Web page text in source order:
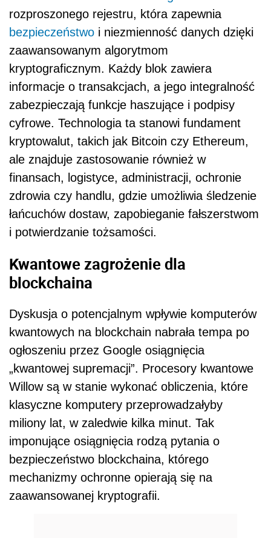
rozproszonego rejestru, która zapewnia
bezpieczeństwo i niezmienność danych dzięki
zaawansowanym algorytmom
kryptograficznym. Każdy blok zawiera
informacje o transakcjach, a jego integralność
zabezpieczają funkcje haszujące i podpisy
cyfrowe. Technologia ta stanowi fundament
kryptowalut, takich jak Bitcoin czy Ethereum,
ale znajduje zastosowanie również w
finansach, logistyce, administracji, ochronie
zdrowia czy handlu, gdzie umożliwia śledzenie
łańcuchów dostaw, zapobieganie fałszerstwom
i potwierdzanie tożsamości.
Kwantowe zagrożenie dla
blockchaina
Dyskusja o potencjalnym wpływie komputerów
kwantowych na blockchain nabrała tempa po
ogłoszeniu przez Google osiągnięcia
„kwantowej supremacji”. Procesory kwantowe
Willow są w stanie wykonać obliczenia, które
klasyczne komputery przeprowadzałyby
miliony lat, w zaledwie kilka minut. Tak
imponujące osiągnięcia rodzą pytania o
bezpieczeństwo blockchaina, którego
mechanizmy ochronne opierają się na
zaawansowanej kryptografii.